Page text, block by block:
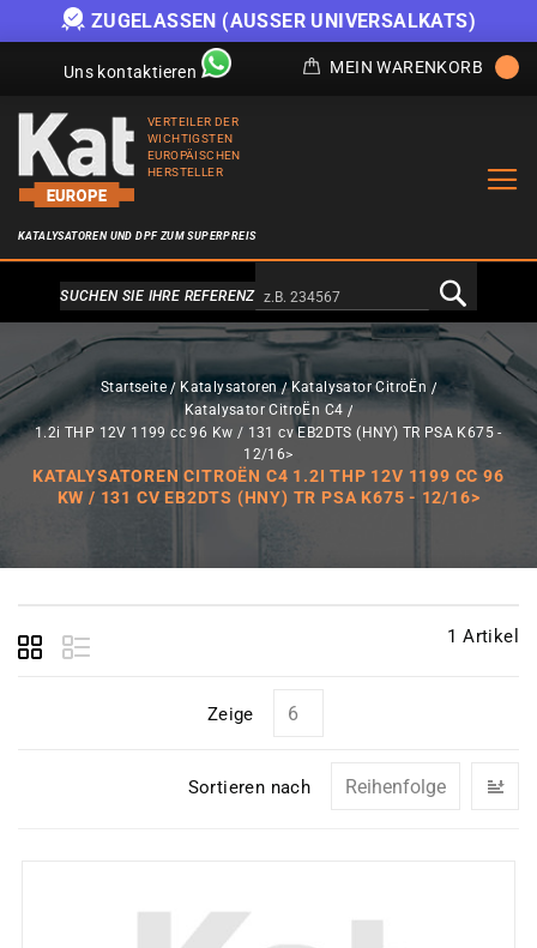
ZUGELASSEN (AUSSER UNIVERSALKATS)
Uns kontaktieren MEIN WARENKORB
VERTEILER DER
WICHTIGSTEN
EUROPÄISCHEN
HERSTELLER
KATALYSATOREN UND DPF ZUM SUPERPREIS
Alternativa a Doofinder
SUCHEN SIE IHRE REFERENZ
Startseite Katalysatoren
Katalysator CitroËn
Katalysator CitroËn C4
1.2i THP 12V 1199 cc 96 Kw / 131 cv EB2DTS (HNY) TR PSA K675 -
12/16>
KATALYSATOREN CITROËN C4 1.2I THP 12V 1199 CC 96
KW / 131 CV EB2DTS (HNY) TR PSA K675 - 12/16>
1 Artikel
Zeige
Sortieren nach